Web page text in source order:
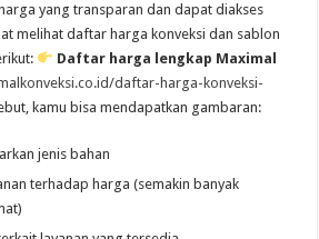
yang transparan dan dapat diakses
melihat daftar harga konveksi dan sablon
Daftar harga lengkap Maximal
daftar-harga-konveksi-
kamu bisa mendapatkan gambaran:
jenis bahan
terhadap harga (semakin banyak